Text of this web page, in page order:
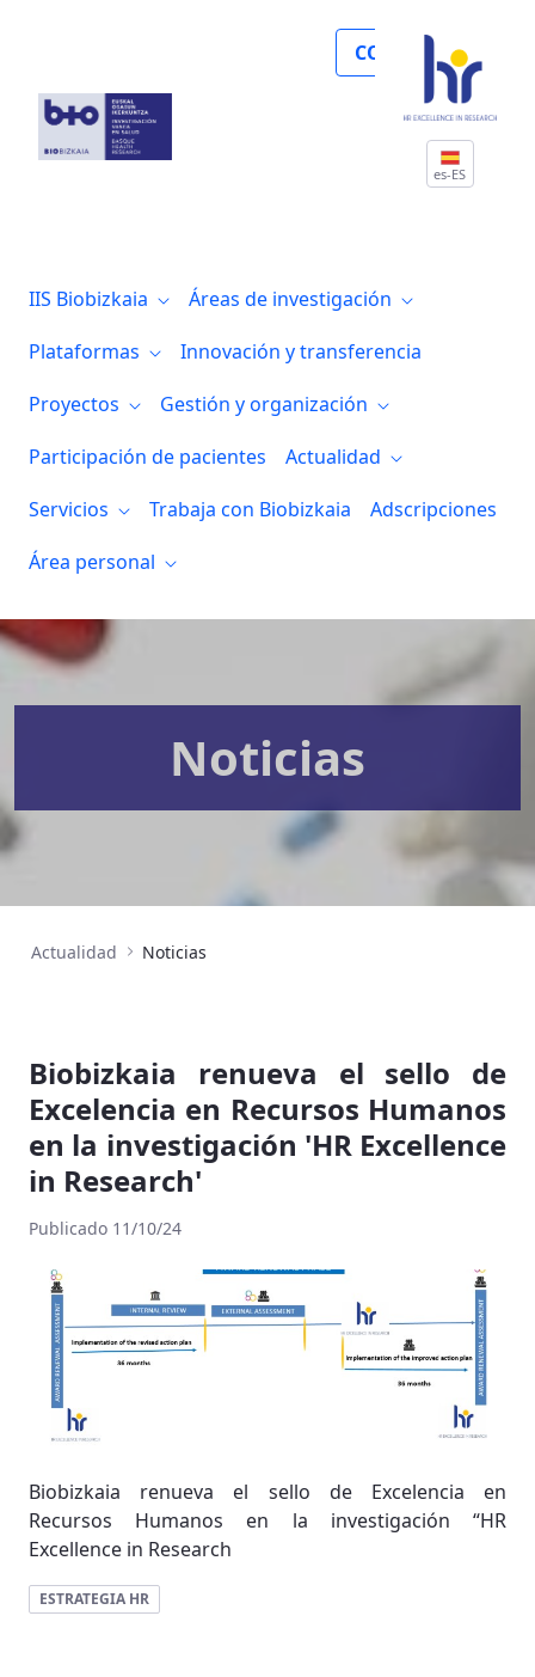
COLABORA
es-ES
IIS Biobizkaia
Áreas de investigación
Plataformas
Innovación y transferencia
Proyectos
Gestión y organización
Participación de pacientes
Actualidad
Servicios
Trabaja con Biobizkaia
Adscripciones
Área personal
Noticias
Actualidad Noticias
Biobizkaia renueva el sello de
Excelencia en Recursos Humanos
en la investigación 'HR Excellence
in Research'
Publicado 11/10/24
Biobizkaia renueva el sello de Excelencia en
Recursos Humanos en la investigación “HR
Excellence in Research
ESTRATEGIA HR